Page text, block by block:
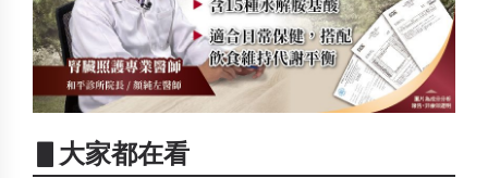
▋大家都在看